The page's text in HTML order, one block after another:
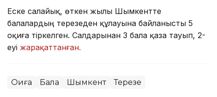
Еске салайық, өткен жылы Шымкентте
балалардың терезеден құлауына байланысты 5
оқиға тіркелген. Салдарынан 3 бала қаза тауып, 2-
еуі жарақаттанған.
Оқиға Бала Шымкент Терезе